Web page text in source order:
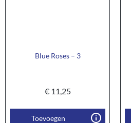
Blue Roses – 3
€11,25
Toevoegen